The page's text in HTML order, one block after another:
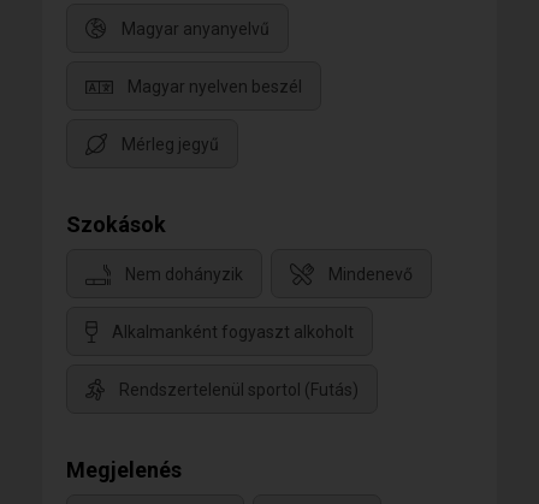
Magyar anyanyelvű
Magyar nyelven beszél
Mérleg jegyű
Szokások
Nem dohányzik Mindenevő
Alkalmanként fogyaszt alkoholt
Rendszertelenül sportol (Futás)
Megjelenés